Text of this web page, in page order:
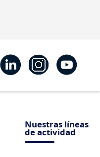
Nuestras líneas
de actividad